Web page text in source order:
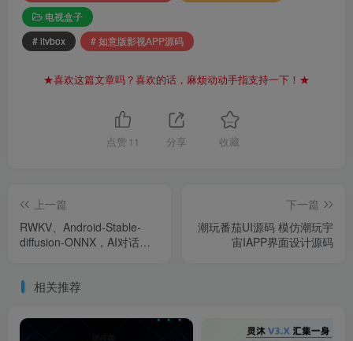
电视盒子
# itvbox
# 如意版影视APP源码
★喜欢这篇文章吗？喜欢的话，麻烦动动手指支持一下！★
点赞 11 分享 收藏
上一篇
RWKV、Android-Stable-
diffusion-ONNX，AI对话绘
下一篇
潮玩番茄UI源码 模仿潮玩宇
宙IAPP界面设计源码
相关推荐